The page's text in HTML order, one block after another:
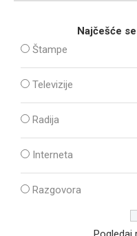
Najčešće
Štampe
Televizije
Radija
Interneta
Razgovora